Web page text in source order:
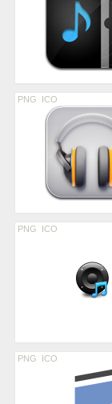
PNG ICO
PNG ICO
PNG ICO